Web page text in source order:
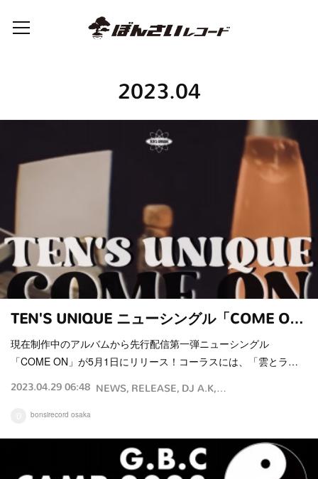
2023.04
TEN'S UNIQUE ニューシングル「COME O…
現在制作中のアルバムから先行配信第一弾ニューシングル
「COME ON」が5月1日にリリース！コーラスには、「雲とラ…
2023.04.29 06:48 NEWS RELEASE DJ A.K TEN'S UNIQUE
bonsirecord osaka